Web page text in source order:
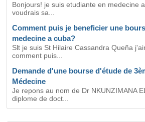
Bonjours! je suis etudiante en medecine
voudrais sa...
Comment puis je beneficier une
medecine a cuba?
Slt je suis St Hilaire Cassandra Queña
comment puis...
Demande d'une bourse d'étude de
Médecine
Je repons au nom de Dr NKUNZIMANA
diplome de doct...